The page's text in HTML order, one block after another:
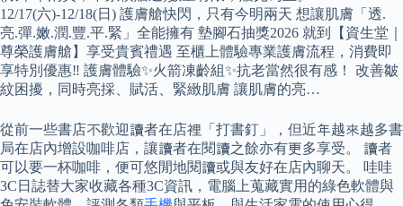
12/17(六)-12/18(日) 護膚艙快閃，只有今明兩天 想讓肌膚「透.
亮.彈.嫩.潤.豐.平.緊」全能擁有 墊腳石抽獎2026 就到【資生堂｜
尊榮護膚艙】享受貴賓禮遇 至櫃上體驗專業護膚流程，消費即
享特別優惠‼ 護膚體驗✨火箭凍齡組✨抗老當然很有感！ 改善皺
紋困擾，同時亮採、賦活、緊緻肌膚 讓肌膚的亮…
從前一些書店不歡迎讀者在店裡「打書釘」，但近年越來越多書
局在店內增設咖啡店，讓讀者在閱讀之餘亦有更多享受。 讀者
可以要一杯咖啡，便可悠閒地閱讀或與友好在店內聊天。 哇哇
3C日誌替大家收藏各種3C資訊，電腦上蒐藏實用的綠色軟體與